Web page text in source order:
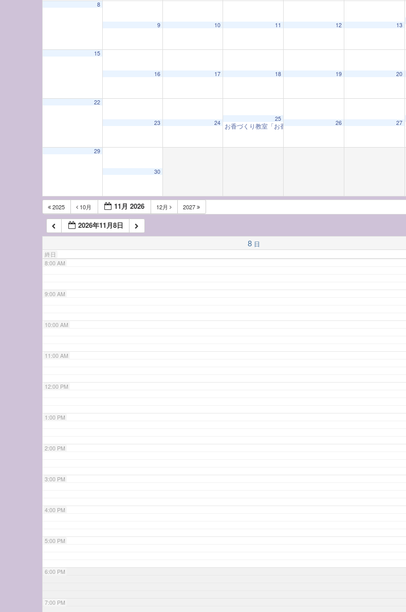
8
9 10 11 12 13
15
16 17 18 19 20
22
23 24
25
お香づくり教室「お香と和の心」 9:30 AM
26 27
29
30
2025 10月 11月 2026 12月 2027
2026年11月8日
8 日
終日
6:00 AM
7:00 AM
8:00 AM
9:00 AM
10:00 AM
11:00 AM
12:00 PM
1:00 PM
2:00 PM
3:00 PM
4:00 PM
5:00 PM
6:00 PM
7:00 PM